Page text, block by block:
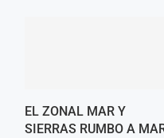
EL ZONAL MAR Y
SIERRAS RUMBO A